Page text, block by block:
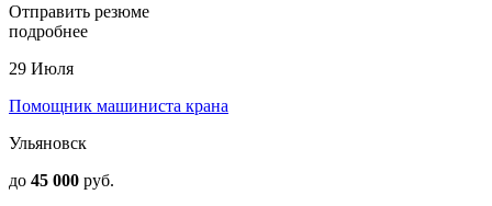
Отправить резюме
подробнее
29 Июля
Помощник машиниста крана
Ульяновск
до 45 000 руб.